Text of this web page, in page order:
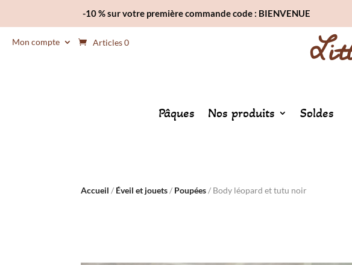
-10 % sur votre première commande code : BIENVENUE
Mon compte Articles 0
Pâques Nos produits Soldes
Accueil / Éveil et jouets/ Poupées/ Body léopard et tutu noir